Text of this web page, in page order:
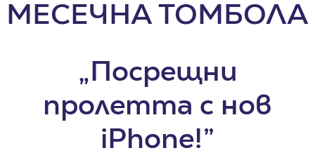
МЕСЕЧНА ТОМБОЛА
„Посрещни
пролетта с нов
iPhone!”